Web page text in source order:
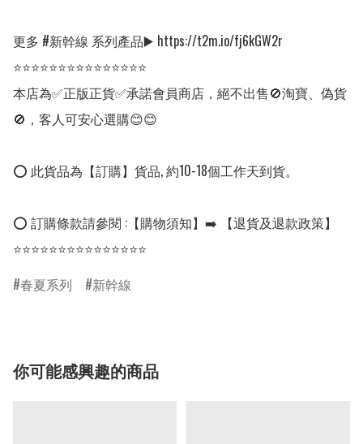
更多 #新幹線 系列產品▶️ https://t2m.io/fj6kGW2r
⭐⭐⭐⭐⭐⭐⭐⭐⭐⭐⭐⭐⭐⭐⭐
本店為✅正版正貨✅承諾會員商店，絕不出售🚫淘寶、偽貨
🚫，客人可安心選購😊😊
⭕ 此貨品為【訂購】貨品, 約10-18個工作天到貨。
⭕ 訂購條款請參閱 :【購物須知】➡️ 【退貨及退款政策】
⭐⭐⭐⭐⭐⭐⭐⭐⭐⭐⭐⭐⭐⭐⭐
春夏系列
新幹線
你可能感興趣的商品